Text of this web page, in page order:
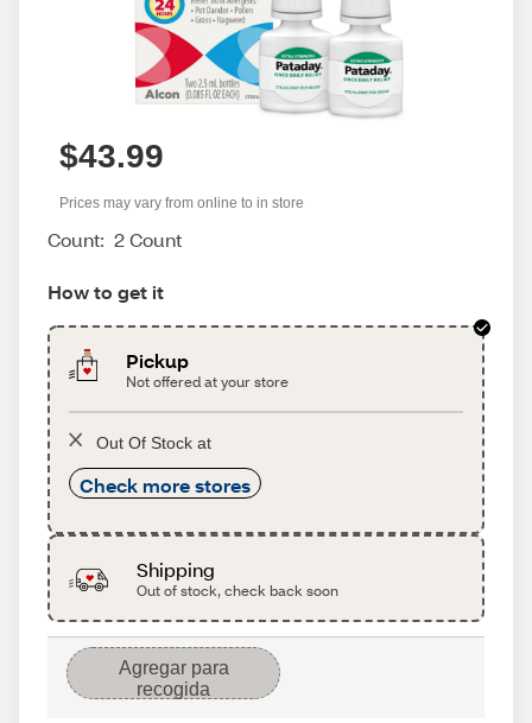
$43.99
Prices may vary from online to in store
Count: 2 Count
How to get it
Pickup
Not offered at your store
Out Of Stock at
Check more stores
Shipping
Out of stock, check back soon
Agregar para
recogida